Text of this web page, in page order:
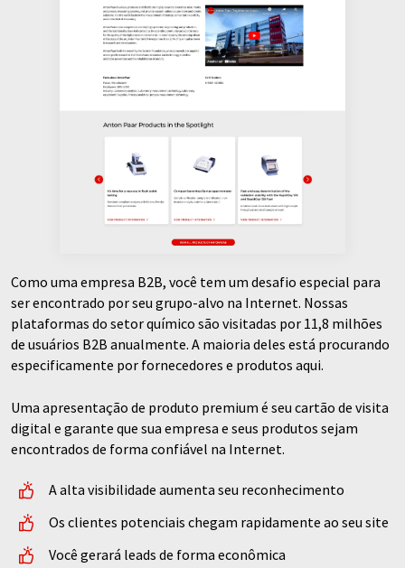
Como uma empresa B2B, você tem um desafio especial para
ser encontrado por seu grupo-alvo na Internet. Nossas
plataformas do setor químico são visitadas por 11,8 milhões
de usuários B2B anualmente. A maioria deles está procurando
especificamente por fornecedores e produtos aqui.
Uma apresentação de produto premium é seu cartão de visita
digital e garante que sua empresa e seus produtos sejam
encontrados de forma confiável na Internet.
A alta visibilidade aumenta seu reconhecimento
Os clientes potenciais chegam rapidamente ao seu site
Você gerará leads de forma econômica